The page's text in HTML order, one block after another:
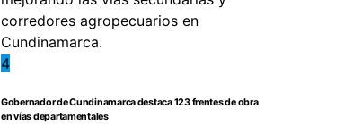
4
Gobernador de Cundinamarca destaca 123 frentes de obra
en vías departamentales